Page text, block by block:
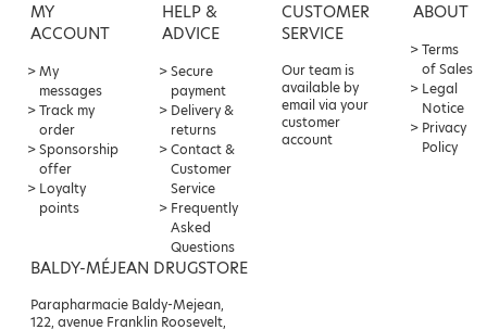
MY
ACCOUNT
My
messages
Track my
order
Sponsorship
offer
Loyalty
points
HELP &
ADVICE
Secure
payment
Delivery &
returns
Contact &
Customer
Service
Frequently
Asked
Questions
CUSTOMER
SERVICE
Our team is
available by
email via your
customer
account
ABOUT
Terms
of Sales
Legal
Notice
Privacy
Policy
BALDY-MÉJEAN DRUGSTORE
Parapharmacie Baldy-Mejean,
122, avenue Franklin Roosevelt,